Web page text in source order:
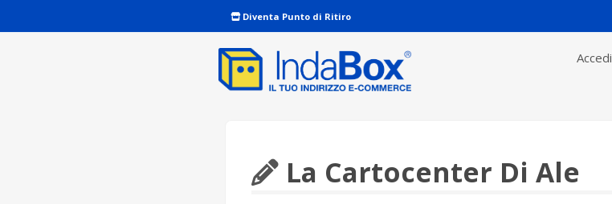
Diventa Punto di Ritiro
Accedi
La Cartocenter Di Ale